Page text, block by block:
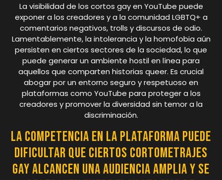
La visibilidad de los cortos gay en YouTube puede
exponer a los creadores y a la comunidad LGBTQ+ a
comentarios negativos, trolls y discursos de odio.
Lamentablemente, la intolerancia y la homofobia aún
persisten en ciertos sectores de la sociedad, lo que
puede generar un ambiente hostil en línea para
aquellos que comparten historias queer. Es crucial
abogar por un entorno seguro y respetuoso en
plataformas como YouTube para proteger a los
creadores y promover la diversidad sin temor a la
discriminación.
La competencia en la plataforma puede
dificultar que ciertos cortometrajes
gay alcancen una audiencia amplia y se